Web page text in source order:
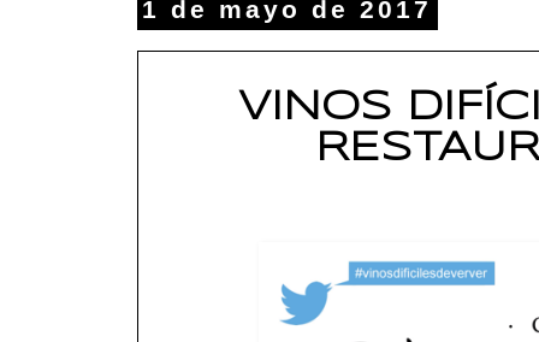
1 de mayo de 2017
VINOS